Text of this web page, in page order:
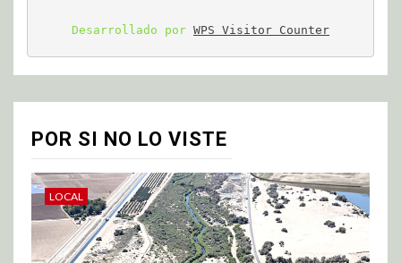
Desarrollado por WPS Visitor Counter
POR SI NO LO VISTE
LOCAL